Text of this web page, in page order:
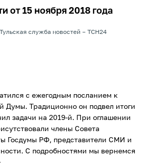
от 15 ноября 2018 года
Тульская служба новостей ТСН24
с ежегодным посланием к
Думы. Традиционно он подвел итоги
задачи на 2019-й. При оглашении
члены Совета
Госдумы РФ, представители СМИ и
С подробностями мы вернемся